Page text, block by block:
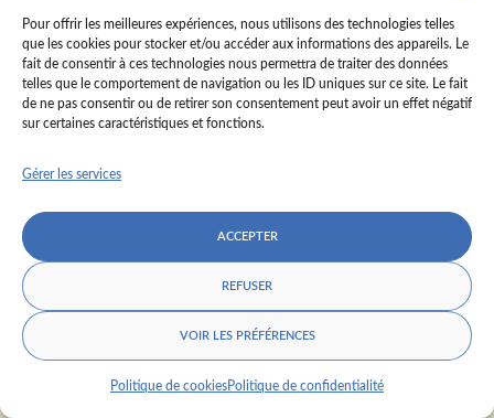
Pour offrir les meilleures expériences, nous utilisons des technologies telles
que les cookies pour stocker et/ou accéder aux informations des appareils. Le
fait de consentir à ces technologies nous permettra de traiter des données
telles que le comportement de navigation ou les ID uniques sur ce site. Le fait
de ne pas consentir ou de retirer son consentement peut avoir un effet négatif
sur certaines caractéristiques et fonctions.
Gérer les services
ACCEPTER
REFUSER
VOIR LES PRÉFÉRENCES
Politique de cookiesPolitique de confidentialité